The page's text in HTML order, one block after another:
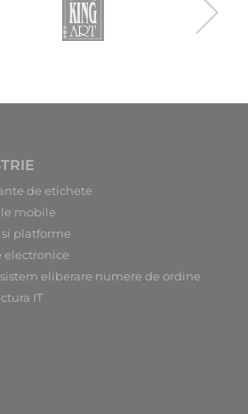
de etichete
mobile
platforme
electronice
eliberare numere de ordine
IT